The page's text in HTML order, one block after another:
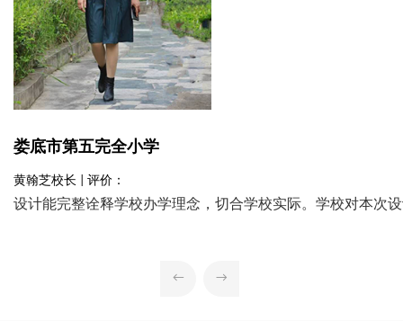
娄底市第五完全小学
黄翰芝校长 | 评价：
设计能完整诠释学校办学理念，切合学校实际。学校对本次
← →